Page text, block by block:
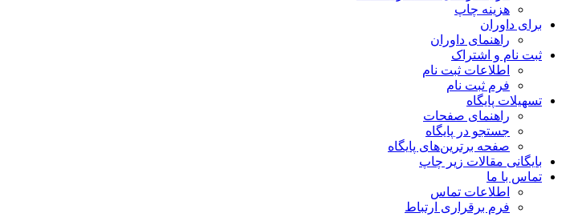
هزینه چاپ
برای داوران
راهنمای داوران
ثبت نام و اشتراک
اطلاعات ثبت نام
فرم ثبت نام
تسهیلات پایگاه
راهنمای صفحات
جستجو در پایگاه
صفحه برترین‌های پایگاه
بایگانی مقالات زیر چاپ
تماس با ما
اطلاعات تماس
فرم برقراری ارتباط